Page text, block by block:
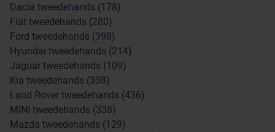
Dacia tweedehands (178)
Fiat tweedehands (280)
Ford tweedehands (398)
Hyundai tweedehands (214)
Jaguar tweedehands (109)
Kia tweedehands (338)
Land Rover tweedehands (436)
MINI tweedehands (338)
Mazda tweedehands (129)